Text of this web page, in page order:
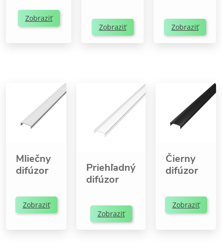
Zobraziť
Zobraziť Zobraziť
Mliečny
difúzor
Zobraziť
Priehľadný
difúzor
Zobraziť
Čierny
difúzor
Zobraziť